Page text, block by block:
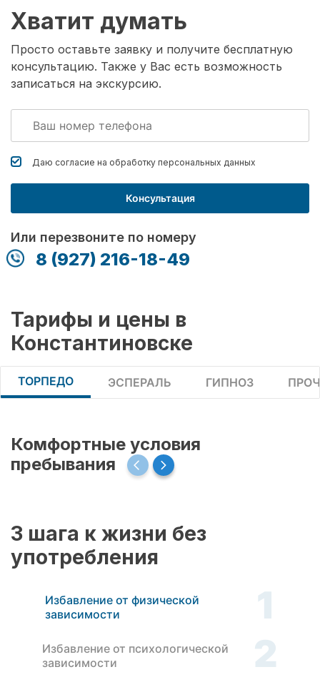
Хватит думать
Просто оставьте заявку и получите бесплатную
консультацию. Также у Вас есть возможность
записаться на экскурсию.
Даю согласие на обработку персональных данных
Консультация
Или перезвоните по номеру
8 (927) 216-18-49
Тарифы и цены в
Константиновске
ТОРПЕДО ЭСПЕРАЛЬ ГИПНОЗ
Комфортные условия
пребывания
3 шага к жизни без
употребления
Избавление от физической
зависимости
1
Избавление от психологической
зависимости
2